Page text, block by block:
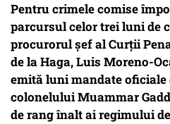
Pentru crimele comise
parcursul celor trei luni de
procurorul şef al Curţii
de la Haga, Luis Moreno-
emită luni mandate oficiale
colonelului Muammar
de rang înalt ai regimului